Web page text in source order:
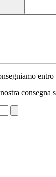
consegna